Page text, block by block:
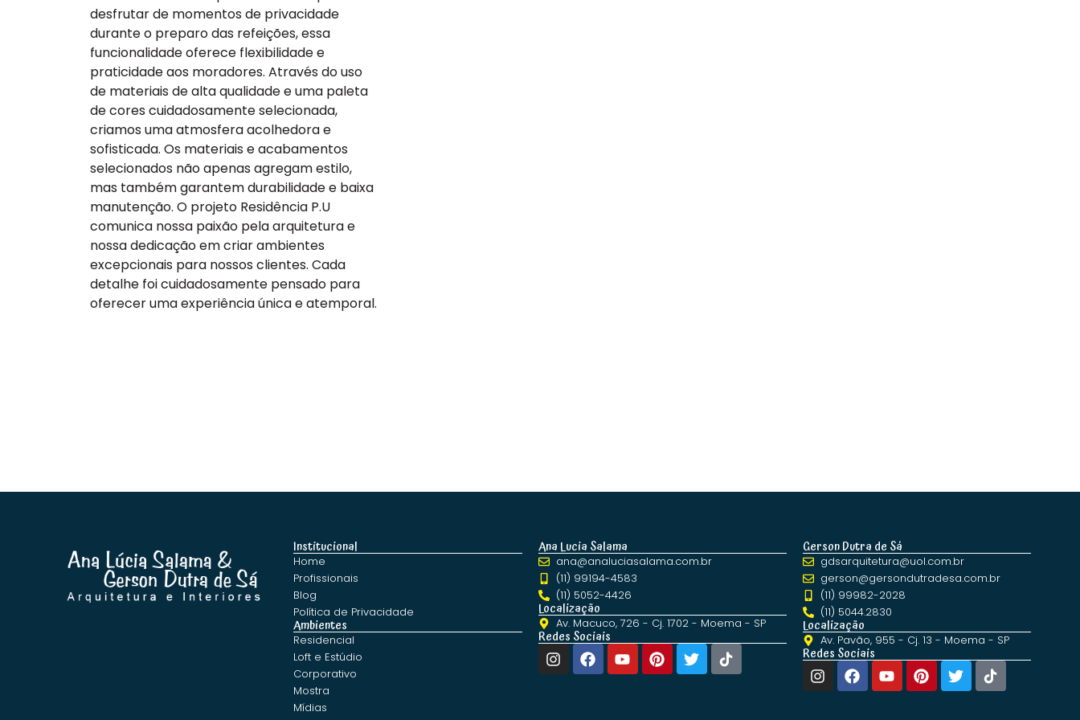
desfrutar de momentos de privacidade
durante o preparo das refeições, essa
funcionalidade oferece flexibilidade e
praticidade aos moradores. Através do uso
de materiais de alta qualidade e uma paleta
de cores cuidadosamente selecionada,
criamos uma atmosfera acolhedora e
sofisticada. Os materiais e acabamentos
selecionados não apenas agregam estilo,
mas também garantem durabilidade e baixa
manutenção. O projeto Residência P.U
comunica nossa paixão pela arquitetura e
nossa dedicação em criar ambientes
excepcionais para nossos clientes. Cada
detalhe foi cuidadosamente pensado para
oferecer uma experiência única e atemporal.
Institucional
Home
Profissionais
Blog
Política de Privacidade
Ambientes
Residencial
Loft e Estúdio
Corporativo
Mostra
Mídias
Ana Lucia Salama
ana@analuciasalama.com.br
(11) 99194-4583
(11) 5052-4426
Localização
Av. Macuco, 726 - Cj. 1702 - Moema - SP
Redes Sociais
Gerson Dutra de Sá
gdsarquitetura@uol.com.br
gerson@gersondutradesa.com.br
(11) 99982-2028
(11) 5044.2830
Localização
Av. Pavão, 955 - Cj. 13 - Moema - SP
Redes Sociais